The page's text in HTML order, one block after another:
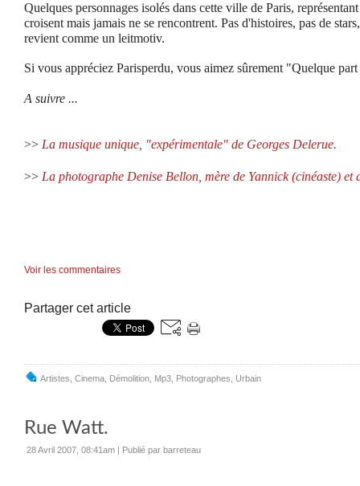
Quelques personnages isolés dans cette ville de Paris,
croisent mais jamais ne se rencontrent. Pas d'histoires, pas de
revient comme un leitmotiv.
Si vous appréciez Parisperdu, vous aimez sûrement "Quelque
A suivre ...
>> La musique unique, "expérimentale" de Georges Delerue.
>> La photographe Denise Bellon, mère de Yannick (cinéaste) et
Voir les commentaires
Partager cet article
Artistes Cinema Démolition Mp3 Photographes Urbain
Rue Watt.
28 Avril 2007, 08:41am | Publié par barreteau